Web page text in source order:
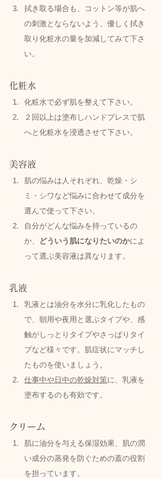
拭き取る場合も、コットン等が肌へ
の刺激とならないよう、優しく拭き
取り化粧水の量を加減してみて下さ
い。
化粧水
化粧水で必ず肌を整えて下さい。
２回以上は塗布しハンドプレスで肌
へと化粧水を浸透させて下さい。
美容液
肌の悩みは人それぞれ、乾燥・シ
ミ・シワなど悩みに合わせて成分を
選んで使って下さい。
自分がどんな悩みを持っているの
か、
どういう肌になりたいのかによ
って選ぶ美容液は異なります。
乳液
乳液とは油分を水分に乳化したもの
で、朝用や夜用と選ぶタイプや、感
触がしっとりタイプやさっぱりタイ
プなど様々です。肌症状にマッチし
たものを使いましょう。
仕事中や日中の乾燥対策に、乳液を
塗布するのも有効です。
クリーム
肌に油分を与える保湿効果、肌の潤
い成分の蒸発を防ぐための蓋の役割
を担っています。